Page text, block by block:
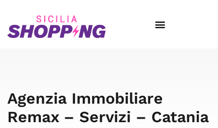
Agenzia Immobiliare
Remax – Servizi – Catania